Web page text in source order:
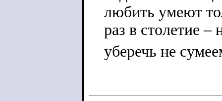
любить умеют
раз в столетие
уберечь не